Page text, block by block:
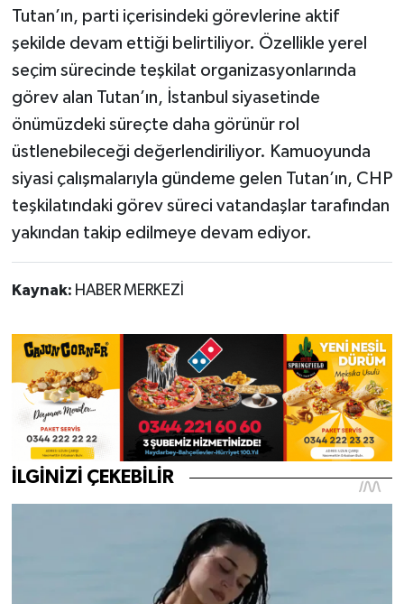
Tutan’ın, parti içerisindeki görevlerine aktif
şekilde devam ettiği belirtiliyor. Özellikle yerel
seçim sürecinde teşkilat organizasyonlarında
görev alan Tutan’ın, İstanbul siyasetinde
önümüzdeki süreçte daha görünür rol
üstlenebileceği değerlendiriliyor. Kamuoyunda
siyasi çalışmalarıyla gündeme gelen Tutan’ın, CHP
teşkilatındaki görev süreci vatandaşlar tarafından
yakından takip edilmeye devam ediyor.
Kaynak: HABER MERKEZİ